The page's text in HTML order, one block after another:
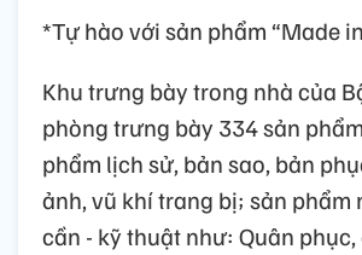
*Tự hào với sản phẩm “Made
Khu trưng bày trong nhà của
phòng trưng bày 334 sản
phẩm lịch sử, bản sao, bản
ảnh, vũ khí trang bị; sản phẩm
cần - kỹ thuật như: Quân